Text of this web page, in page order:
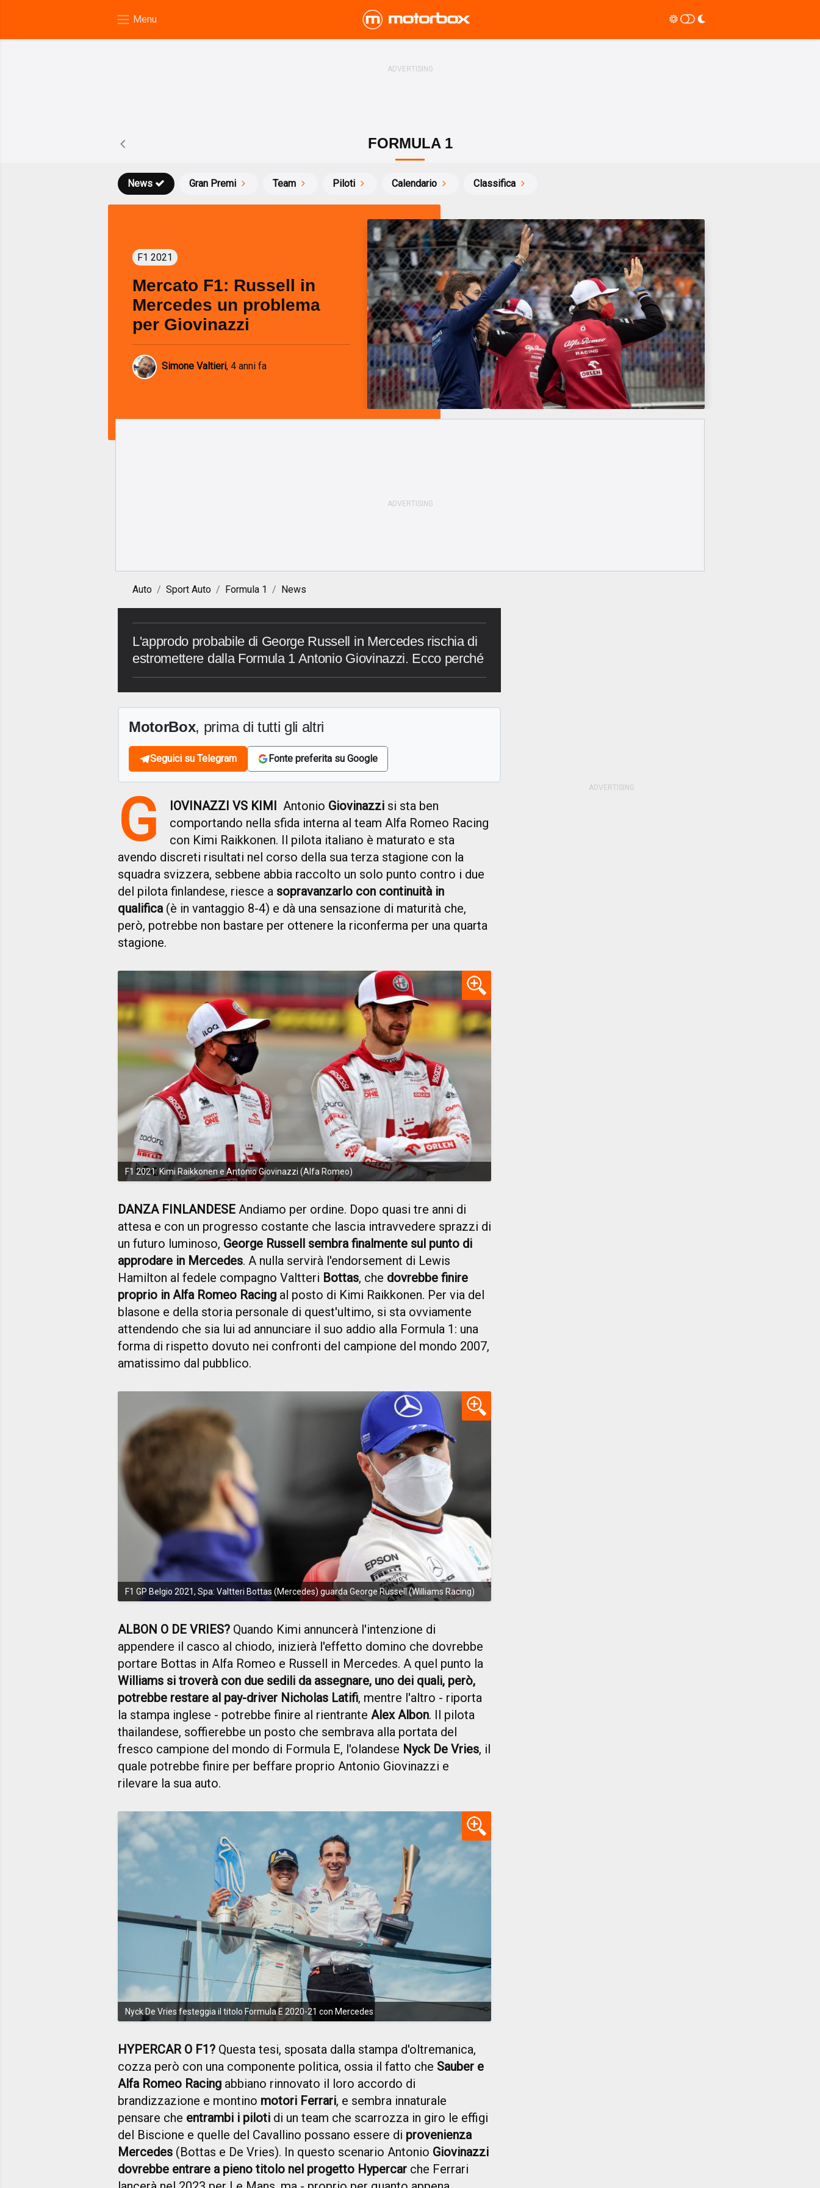
FORMULA 1
News Gran Premi Team Piloti Calendario Classifica
F1 2021
Mercato F1: Russell in
Mercedes un problema
per Giovinazzi
Simone Valtieri, 4 anni fa
Auto Sport Auto Formula 1 News
L'approdo probabile di George Russell in Mercedes rischia di
estromettere dalla Formula 1 Antonio Giovinazzi. Ecco perché
MotorBox, prima di tutti gli altri
Seguici su Telegram Fonte preferita su Google
G IOVINAZZI VS KIMIAntonio Giovinazzi si sta ben
comportando nella sfida interna al team Alfa Romeo Racing
con Kimi Raikkonen. Il pilota italiano è maturato e sta
avendo discreti risultati nel corso della sua terza stagione con la
squadra svizzera, sebbene abbia raccolto un solo punto contro i due
del pilota finlandese, riesce a sopravanzarlo con continuità in
qualifica(è in vantaggio 8-4) e dà una sensazione di maturità che,
però, potrebbe non bastare per ottenere la riconferma per una quarta
stagione.
F1 2021: Kimi Raikkonen e Antonio Giovinazzi (Alfa Romeo)
DANZA FINLANDESE Andiamo per ordine. Dopo quasi tre anni di
attesa e con un progresso costante che lascia intravvedere sprazzi di
un futuro luminoso, George Russell sembra finalmente sul punto di
approdare in Mercedes. A nulla servirà l'endorsement di Lewis
Hamilton al fedele compagno Valtteri Bottas, che dovrebbe finire
proprio in Alfa Romeo Racing al posto di Kimi Raikkonen. Per via del
blasone e della storia personale di quest'ultimo, si sta ovviamente
attendendo che sia lui ad annunciare il suo addio alla Formula 1: una
forma di rispetto dovuto nei confronti del campione del mondo 2007,
amatissimo dal pubblico.
F1 GP Belgio 2021, Spa: Valtteri Bottas (Mercedes) guarda George Russell (Williams Racing)
ALBON O DE VRIES? Quando Kimi annuncerà l'intenzione di
appendere il casco al chiodo, inizierà l'effetto domino che dovrebbe
portare Bottas in Alfa Romeo e Russell in Mercedes. A quel punto la
Williams si troverà con due sedili da assegnare, uno dei quali, però,
potrebbe restare al pay-driver Nicholas Latifi, mentre l'altro - riporta
la stampa inglese - potrebbe finire al rientrante Alex Albon. Il pilota
thailandese, soffierebbe un posto che sembrava alla portata del
fresco campione del mondo di Formula E, l'olandese Nyck De Vries, il
quale potrebbe finire per beffare proprio Antonio Giovinazzi e
rilevare la sua auto.
Nyck De Vries festeggia il titolo Formula E 2020-21 con Mercedes
HYPERCAR O F1? Questa tesi, sposata dalla stampa d'oltremanica,
cozza però con una componente politica, ossia il fatto che Sauber e
Alfa Romeo Racing abbiano rinnovato il loro accordo di
brandizzazione e montino motori Ferrari, e sembra innaturale
pensare che entrambi i piloti di un team che scarrozza in giro le effigi
del Biscione e quelle del Cavallino possano essere di provenienza
Mercedes (Bottas e De Vries). In questo scenario Antonio Giovinazzi
dovrebbe entrare a pieno titolo nel progetto Hypercar che Ferrari